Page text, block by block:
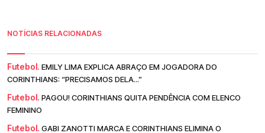
NOTÍCIAS RELACIONADAS
Futebol. EMILY LIMA EXPLICA ABRAÇO EM JOGADORA DO
CORINTHIANS: “PRECISAMOS DELA...”
Futebol. PAGOU! CORINTHIANS QUITA PENDÊNCIA COM ELENCO
FEMININO
Futebol. GABI ZANOTTI MARCA E CORINTHIANS ELIMINA O